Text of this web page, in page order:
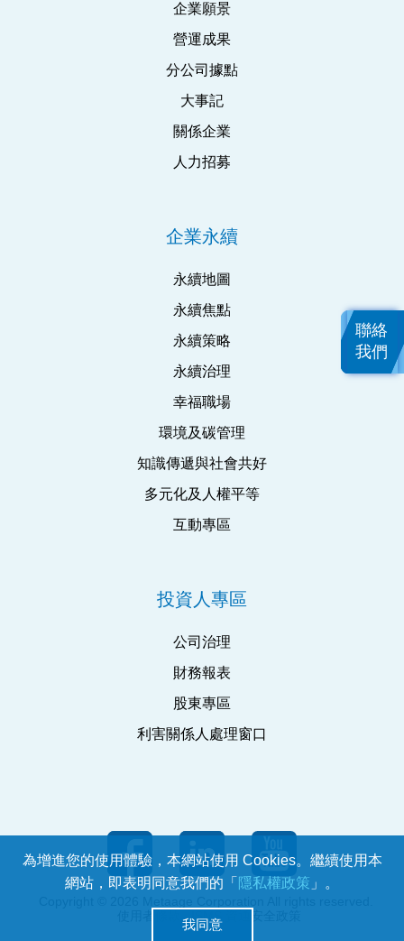
企業願景
營運成果
分公司據點
大事記
關係企業
人力招募
企業永續
永續地圖
永續焦點
永續策略
永續治理
幸福職場
環境及碳管理
知識傳遞與社會共好
多元化及人權平等
互動專區
投資人專區
公司治理
財務報表
股東專區
利害關係人處理窗口
ISMS 資通安全政策
為增進您的使用體驗，本網站使用 Cookies。繼續使用本
網站，即表明同意我們的「 隱私權政策 」。
我同意
聯絡
我們